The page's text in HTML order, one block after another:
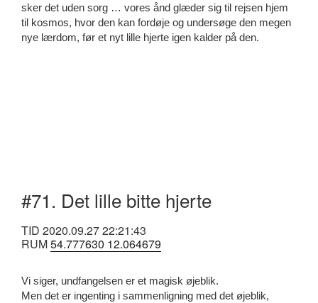
sker det uden sorg … vores ånd glæder sig til rejsen hjem
til kosmos, hvor den kan fordøje og undersøge den megen
nye lærdom, før et nyt lille hjerte igen kalder på den.
#71. Det lille bitte hjerte
TID 2020.09.27 22:21:43
RUM54.777630 12.064679
Vi siger, undfangelsen er et magisk øjeblik.
Men det er ingenting i sammenligning med det øjeblik,